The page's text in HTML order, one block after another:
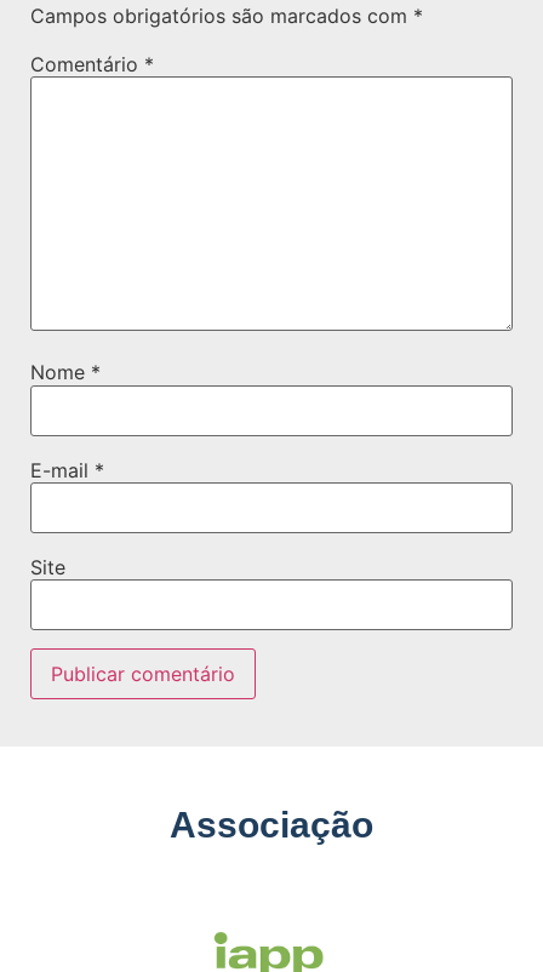
Campos obrigatórios são marcados com *
Comentário *
Nome *
E-mail *
Site
Associação